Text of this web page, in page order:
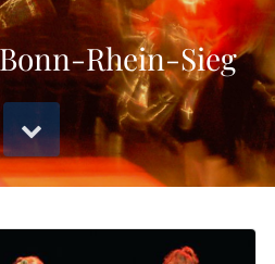
Rhein-Sieg